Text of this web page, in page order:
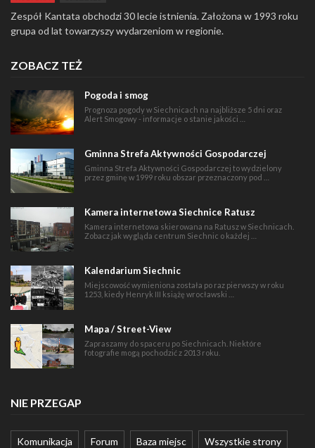
Zespół Kantata obchodzi 30 lecie istnienia. Założona w 1993 roku
grupa od lat towarzyszy wydarzeniom w regionie.
ZOBACZ TEŻ
Pogoda i smog
Prognoza pogody w Siechnicach na najbliższe 5 dni oraz
Alert Smogowy - informacje o stanie jakości …
Gminna Strefa Aktywności Gospodarczej
Gminna Strefa Aktywności Gospodarczej to wydzielony
przez gminę w 1999 roku obszar przeznaczony pod …
Kamera internetowa Siechnice Ratusz
Kamera internetowa skierowana na Ratusz w Siechnicach.
Zobacz jak wygląda centrum Siechnic o każdej …
Kalendarium Siechnic
Miejscowość wymieniona została po raz pierwszy w roku
1253, kiedy Henryk III książę wrocławski …
Mapa / Street-View
Zapraszamy do spaceru po Siechnicach. Niektóre
fotografie mogą pochodzić z 2013 roku.
NIE PRZEGAP
Komunikacja Forum Baza miejsc Wszystkie strony